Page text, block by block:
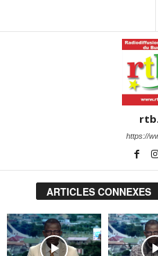
https://
ARTICLES CONNEXES